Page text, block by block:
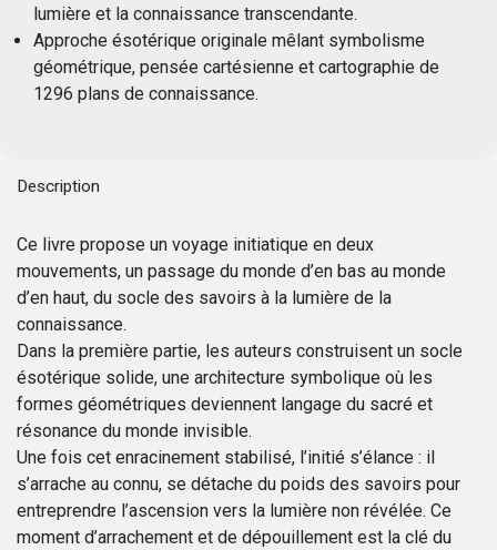
lumière et la connaissance transcendante.
Approche ésotérique originale mêlant symbolisme
géométrique, pensée cartésienne et cartographie de
1296 plans de connaissance.
Description
Ce livre propose un voyage initiatique en deux
mouvements, un passage du monde d’en bas au monde
d’en haut, du socle des savoirs à la lumière de la
connaissance.
Dans la première partie, les auteurs construisent un socle
ésotérique solide, une architecture symbolique où les
formes géométriques deviennent langage du sacré et
résonance du monde invisible.
Une fois cet enracinement stabilisé, l’initié s’élance : il
s’arrache au connu, se détache du poids des savoirs pour
entreprendre l’ascension vers la lumière non révélée. Ce
moment d’arrachement et de dépouillement est la clé du